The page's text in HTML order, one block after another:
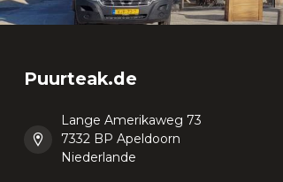
Puurteak.de
Lange Amerikaweg 73
7332 BP Apeldoorn
Niederlande